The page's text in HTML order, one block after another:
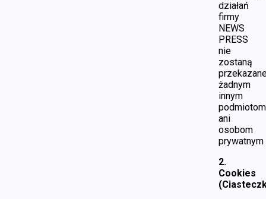
działań
firmy
NEWS
PRESS
nie
zostaną
żadnym
innym
podmiotom
ani
osobom
prywatnym
2.
Cookies